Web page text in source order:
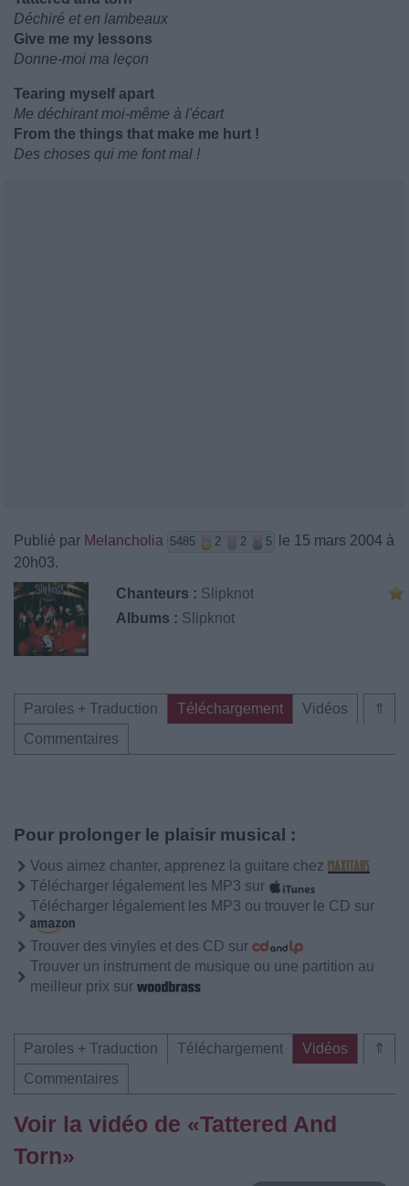
Déchiré et en lambeaux
Give me my lessons
Donne-moi ma leçon
Tearing myself apart
Me déchirant moi-même à l'écart
From the things that make me hurt !
Des choses qui me font mal !
Publié par Melancholia 5485 2 2 5
le 15 mars 2004 à
20h03.
Chanteurs : Slipknot
Albums : Slipknot
⇑
Paroles + Traduction Téléchargement
Vidéos
Commentaires
Pour prolonger le plaisir musical :
Vous aimez chanter, apprenez la guitare chez
Télécharger légalement les MP3 sur
Télécharger légalement les MP3 ou trouver le CD sur
Trouver des vinyles et des CD sur
Trouver un instrument de musique ou une partition au
meilleur prix sur
⇑
Paroles + Traduction Téléchargement
Vidéos
Commentaires
Voir la vidéo de «Tattered And
Torn»